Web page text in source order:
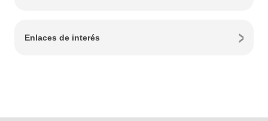
Enlaces de interés